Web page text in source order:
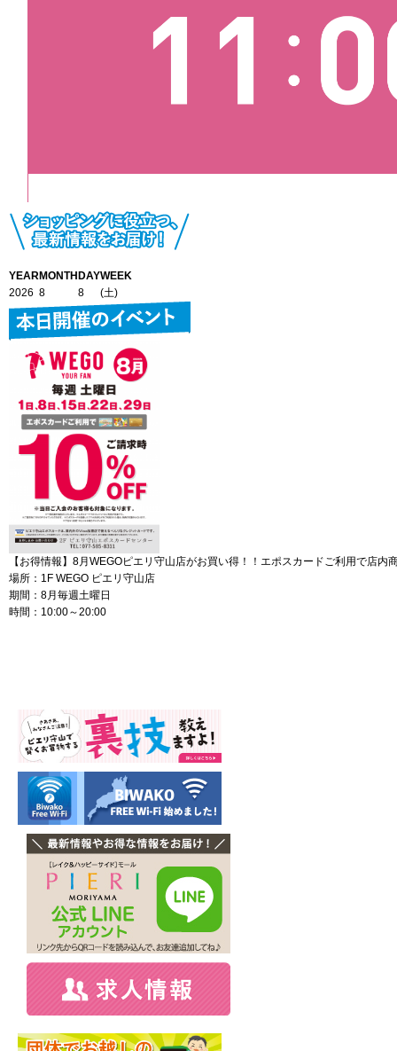
YEARMONTHDAYWEEK
2026 8 8 (土)
【お得情報】8月WEGOピエリ守山店がお買い得！！エポスカードご利用で店内
場所：1F WEGO ピエリ守山店
期間：8月毎週土曜日
時間：10:00～20:00